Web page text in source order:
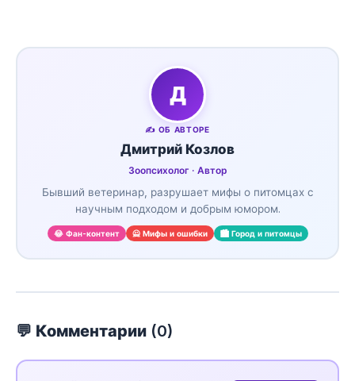
Д
✍️ ОБ АВТОРЕ
Дмитрий Козлов
Зоопсихолог · Автор
Бывший ветеринар, разрушает мифы о питомцах с
научным подходом и добрым юмором.
😂 Фан-контент 🙅 Мифы и ошибки 🏙️ Город и питомцы
💬 Комментарии (0)